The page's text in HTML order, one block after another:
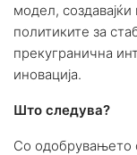
модел,
политиките за
прекугранична
иновација.
Што следува?
Со одобрувањето